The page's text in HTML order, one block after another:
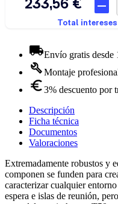
Envío gratis desde
Montaje
3% descuento por
Descripción
Ficha técnica
Documentos
Valoraciones
Extremadamente robustos y
componen se funden para
caracterizar cualquier
espera e islas de reunión,